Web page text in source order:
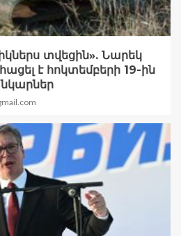
տվեցին». Նարեկ
է հոկտեմբերի 19-ին